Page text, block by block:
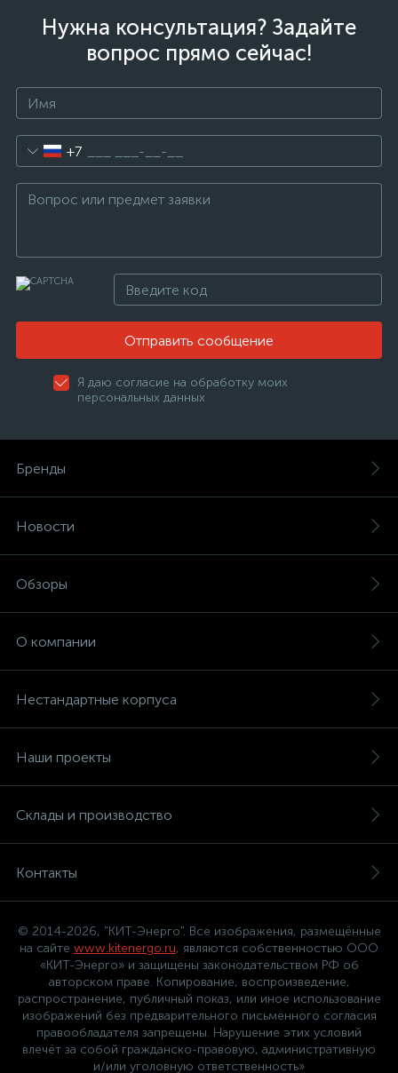
Нужна консультация? Задайте
вопрос прямо сейчас!
+7
Отправить сообщение
Я даю согласие на обработку моих
персональных данных
Бренды
Новости
Обзоры
О компании
Нестандартные корпуса
Наши проекты
Склады и производство
Контакты
© 2014-2026, "КИТ-Энерго". Все изображения, размещённые
на сайте www.kitenergo.ru, являются собственностью ООО
«КИТ-Энерго» и защищены законодательством РФ об
авторском праве. Копирование, воспроизведение,
распространение, публичный показ, или иное использование
изображений без предварительного письменного согласия
правообладателя запрещены. Нарушение этих условий
влечёт за собой гражданско-правовую, административную
и/или уголовную ответственность»